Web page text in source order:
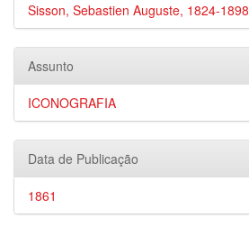
Sisson, Sebastien Auguste, 1824-1898
Assunto
ICONOGRAFIA
Data de Publicação
1861